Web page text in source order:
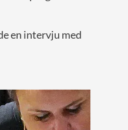
en intervju med